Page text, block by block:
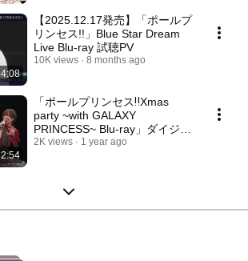
4:08
【2025.12.17発売】「ポールプ
リンセス!!」Blue Star Dream
Live Blu-ray 試聴PV
10K views 8 months ago
2:54
「ポールプリンセス‼Xmas
party ~with GALAXY
PRINCESS~ Blu-ray」ダイジェ
スト映像
2K views 1 year ago